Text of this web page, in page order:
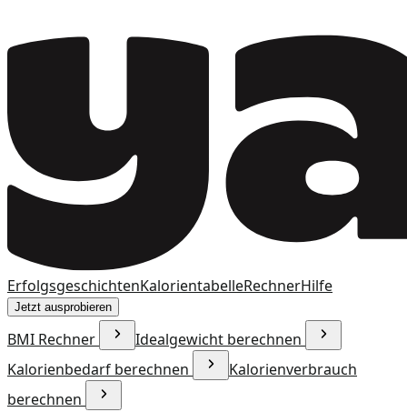
ErfolgsgeschichtenKalorientabelleRechnerHilfe
Jetzt ausprobieren
BMI Rechner
Idealgewicht berechnen
Kalorienbedarf berechnen
Kalorienverbrauch
berechnen